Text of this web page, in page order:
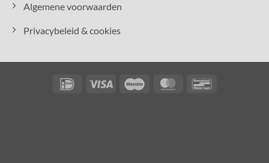
Algemene voorwaarden
Privacybeleid & cookies
IDeal Visa Maestro MasterCard